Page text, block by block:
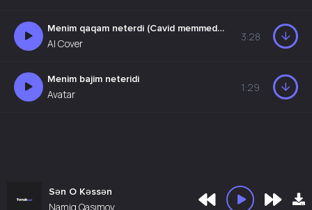
Menim qaqam neterdi (Cavid memmedov)
AI Cover
3:28
Menim bajim neteridi
Avatar
1:29
Sən O Kəssən
Namiq Qasımov